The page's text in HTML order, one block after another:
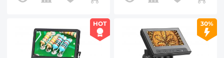
HOT 30%